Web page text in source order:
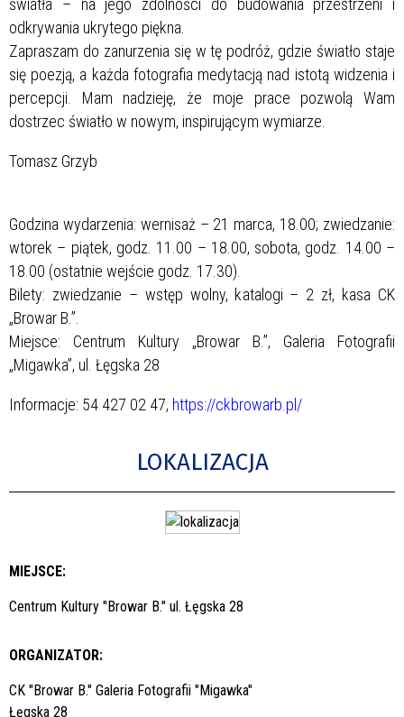
odkrywania ukrytego piękna.
Zapraszam do zanurzenia się w tę podróż, gdzie światło staje
się poezją, a każda fotografia medytacją nad istotą widzenia i
percepcji. Mam nadzieję, że moje prace pozwolą Wam
dostrzec światło w nowym, inspirującym wymiarze.
Tomasz Grzyb
Godzina wydarzenia: wernisaż – 21 marca, 18.00; zwiedzanie:
wtorek – piątek, godz. 11.00 – 18.00, sobota, godz. 14.00 –
18.00 (ostatnie wejście godz. 17.30).
Bilety: zwiedzanie – wstęp wolny, katalogi – 2 zł, kasa CK
„Browar B.”.
Miejsce: Centrum Kultury „Browar B.”, Galeria Fotografii
„Migawka”, ul. Łęgska 28
Informacje: 54 427 02 47, https://ckbrowarb.pl/
LOKALIZACJA
MIEJSCE:
Centrum Kultury "Browar B." ul. Łęgska 28
ORGANIZATOR:
CK "Browar B." Galeria Fotografii "Migawka"
Łęgska 28